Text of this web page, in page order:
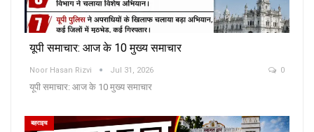
यूपी समाचार: आज के 10 मुख्य समाचार
Noor Hasan Rizvi Jul 31, 2026 0
यूपी समाचार: आज के 10 मुख्य समाचार
बहराइच